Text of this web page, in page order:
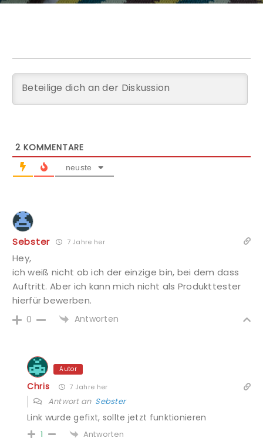
2 KOMMENTARE
neuste
Sebster 7 Jahre her
Hey,
ich weiß nicht ob ich der einzige bin, bei dem dass
Auftritt. Aber ich kann mich nicht als Produkttester
hierfür bewerben.
0 Antworten
Autor
Chris 7 Jahre her
Antwort an Sebster
Link wurde gefixt, sollte jetzt funktionieren
1 Antworten